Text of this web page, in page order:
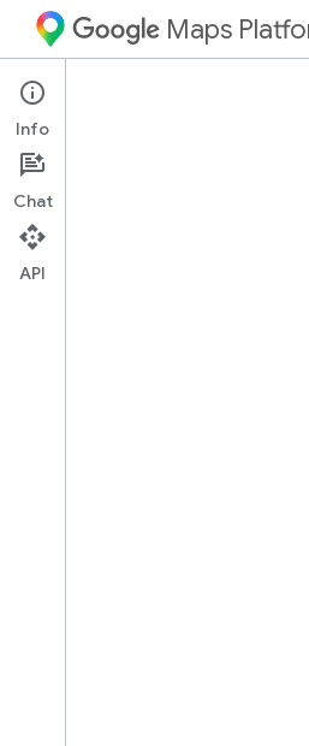
Maps
Web Services
Entwicklerleitfäden (Version 4)
Info
Chat
API